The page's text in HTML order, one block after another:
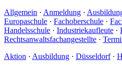
Allgemein · Anmeldung ·
Europaschule · Fachoberschule ·
Handelsschule · Industriekaufleute ·
Rechtsanwaltsfachangestellte ·
Aktion · Ausbildung · Düsseldorf·